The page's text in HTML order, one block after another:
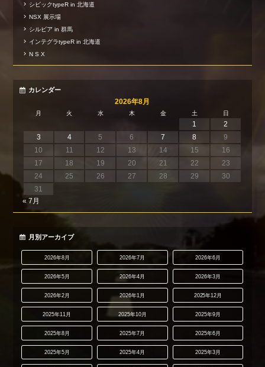
シビックtypeR in 北海道
NSX 展示場
シルビア in 群馬
インテグラtypeR in 北海道
N S X
カレンダー
2026年8月
月 火 水 木 金 土 日
1
2
3
4 5 6 7 8
9
10
11 12 13 14 15
16
17
18 19 20 21 22
23
24
25 26 27 28 29
30
31
« 7月
月別アーカイブ
2026年8月 2026年7月 2026年6月
2026年5月 2026年4月 2026年3月
2026年2月 2026年1月 2025年12月
2025年11月 2025年10月 2025年9月
2025年8月 2025年7月 2025年6月
2025年5月 2025年4月 2025年3月